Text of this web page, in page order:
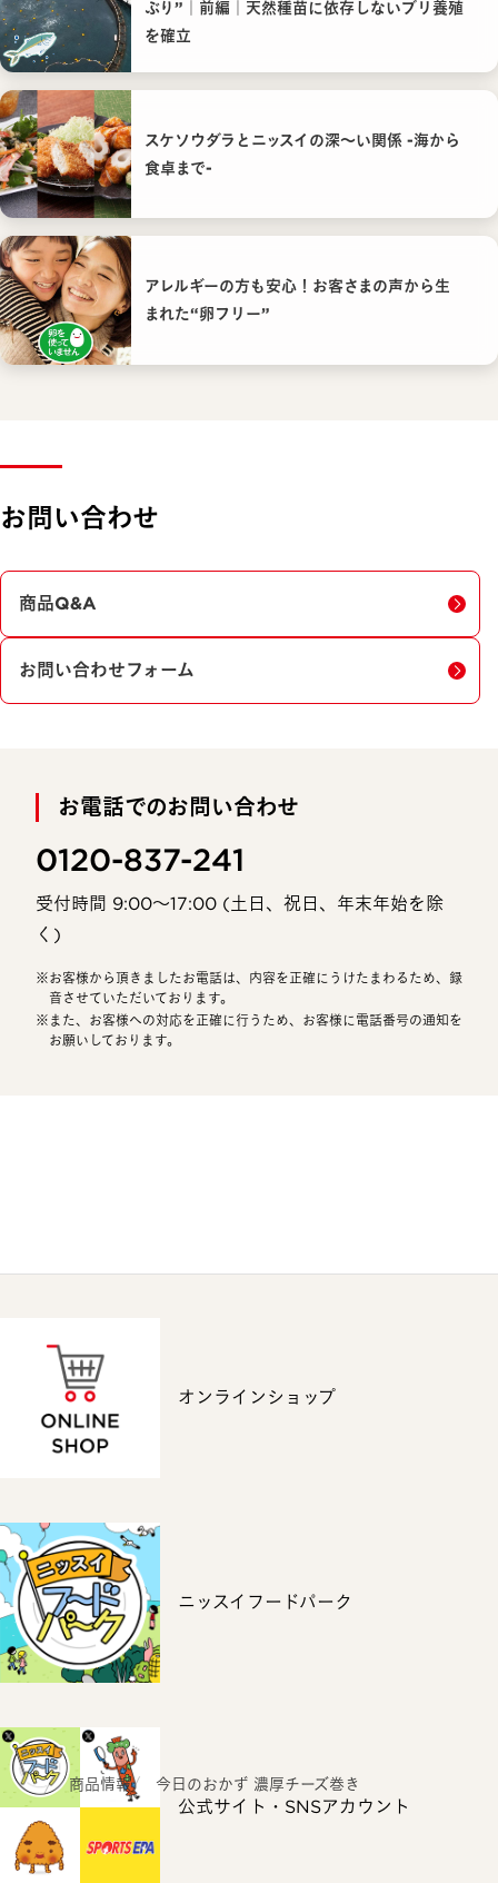
ぶり”｜前編｜天然種苗に依存しないブリ養殖
を確立
スケソウダラとニッスイの深〜い関係 -海から
食卓まで-
アレルギーの方も安心！お客さまの声から生
まれた“卵フリー”
お問い合わせ
商品Q&A
お問い合わせフォーム
お電話でのお問い合わせ
0120-837-241
受付時間 9:00〜17:00 (土日、祝日、年末年始を除
く)
お客様から頂きましたお電話は、内容を正確にうけたまわるため、録
音させていただいております。
また、お客様への対応を正確に行うため、お客様に電話番号の通知を
お願いしております。
オンラインショップ
ニッスイフードパーク
公式サイト・SNSアカウント
ホーム 商品情報 今日のおかず 濃厚チーズ巻き